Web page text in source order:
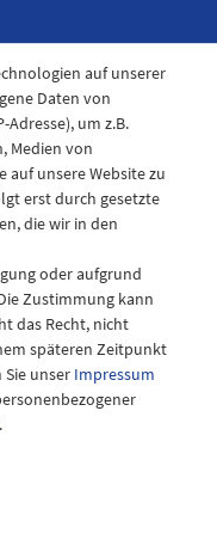
auf unserer
Daten von
Adresse), um z.B.
Medien von
unsere Website zu
erst durch gesetzte
die wir in den
oder aufgrund
Zustimmung kann
das Recht, nicht
späteren Zeitpunkt
unser Impressum
.